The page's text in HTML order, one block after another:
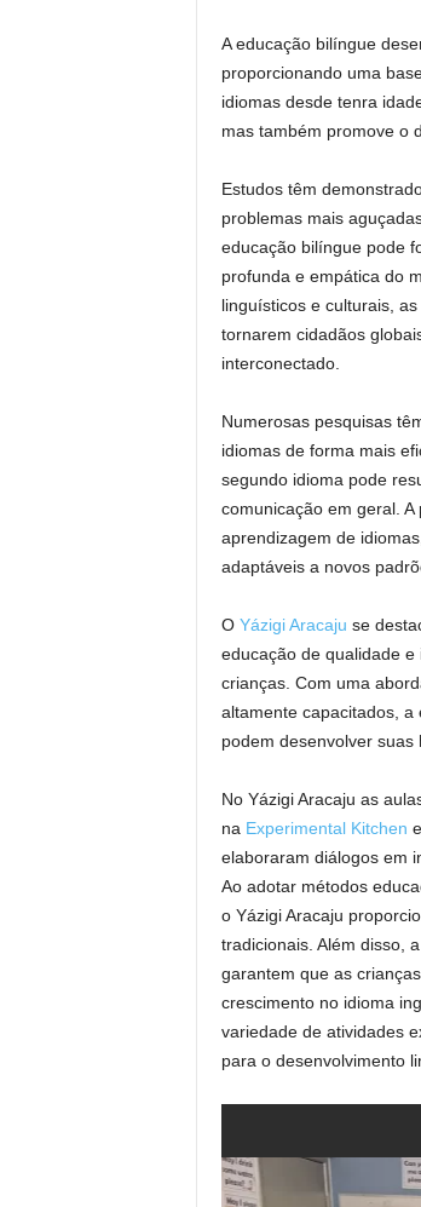
A educação bilíngue
proporcionando uma
idiomas desde tenra
mas também promove o
Estudos têm
problemas mais
educação bilíngue pode
profunda e empática do
linguísticos e culturais,
tornarem cidadãos
interconectado.
Numerosas pesquisas
idiomas de forma mais
segundo idioma pode
comunicação em geral.
aprendizagem de
adaptáveis a novos
O Yázigi Aracaju se
educação de qualidade
crianças. Com uma
altamente capacitados,
podem desenvolver suas
No Yázigi Aracaju as
na Experimental Kitchen
elaboraram diálogos em
Ao adotar métodos
o Yázigi Aracaju
tradicionais. Além disso,
garantem que as
crescimento no idioma
variedade de atividades
para o desenvolvimento